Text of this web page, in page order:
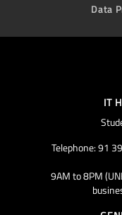
Data
IT
Telephone: 91
9AM to 8PM